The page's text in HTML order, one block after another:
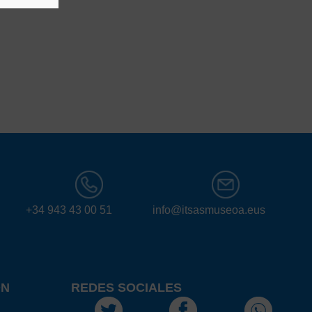
+34 943 43 00 51 info@itsasmuseoa.eus
REDES SOCIALES